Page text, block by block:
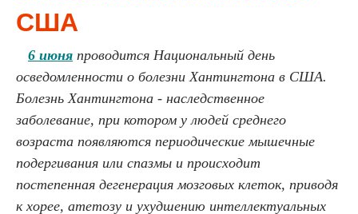
США
6 июня проводится Национальный день
осведомленности о болезни Хантингтона в США.
Болезнь Хантингтона - наследственное
заболевание, при котором у людей среднего
возраста появляются периодические мышечные
подергивания или спазмы и происходит
постепенная дегенерация мозговых клеток, приводя
к хорее, атетозу и ухудшению интеллектуальных